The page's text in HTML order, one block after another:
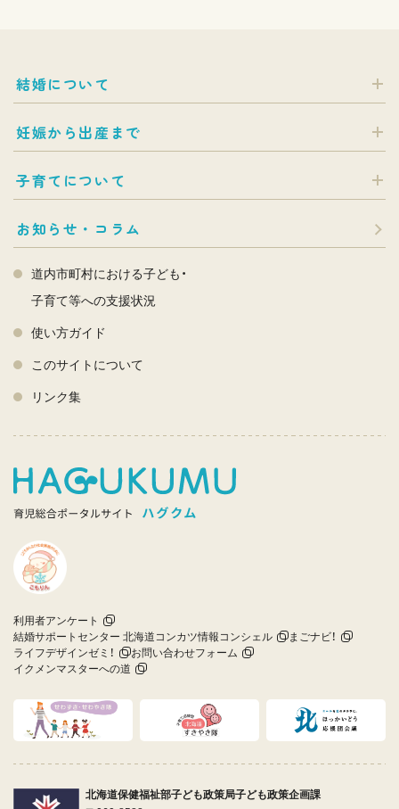
結婚について
妊娠から出産まで
子育てについて
お知らせ・コラム
道内市町村における子ども・
子育て等への支援状況
使い方ガイド
このサイトについて
リンク集
利用者アンケート
結婚サポートセンター 北海道コンカツ情報コンシェル
まごナビ！
ライフデザインゼミ！
お問い合わせフォーム
イクメンマスターへの道
北海道保健福祉部子ども政策局子ども政策企画課